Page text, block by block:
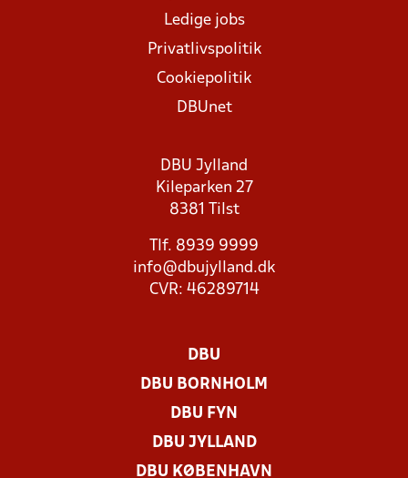
Ledige jobs
Privatlivspolitik
Cookiepolitik
DBUnet
DBU Jylland
Kileparken 27
8381 Tilst
Tlf. 8939 9999
info@dbujylland.dk
CVR: 46289714
DBU
DBU BORNHOLM
DBU FYN
DBU JYLLAND
DBU KØBENHAVN